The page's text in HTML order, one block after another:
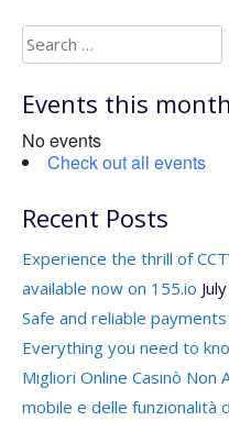
Search
for:
Events this month
No events
Check out all events
Recent Posts
Experience the thrill of
available now on 155.io
Safe and reliable
Everything you need to
Migliori Online Casinò Non
mobile e delle funzionalità